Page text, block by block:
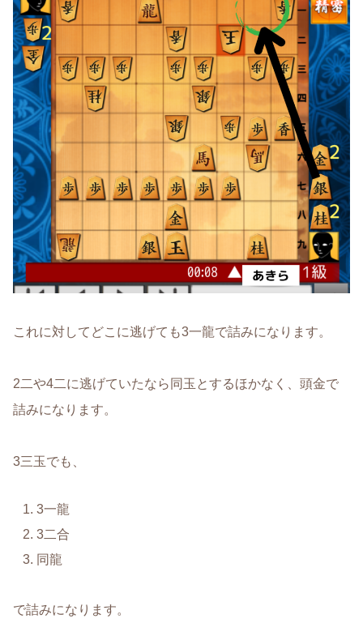
これに対してどこに逃げても3一龍で詰みになります。
2二や4二に逃げていたなら同玉とするほかなく、頭金で
詰みになります。
3三玉でも、
3一龍
3二合
同龍
で詰みになります。